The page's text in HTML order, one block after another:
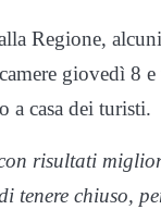
Regione,
giovedì 8
a casa dei turisti.
risultati
tenere chiuso,